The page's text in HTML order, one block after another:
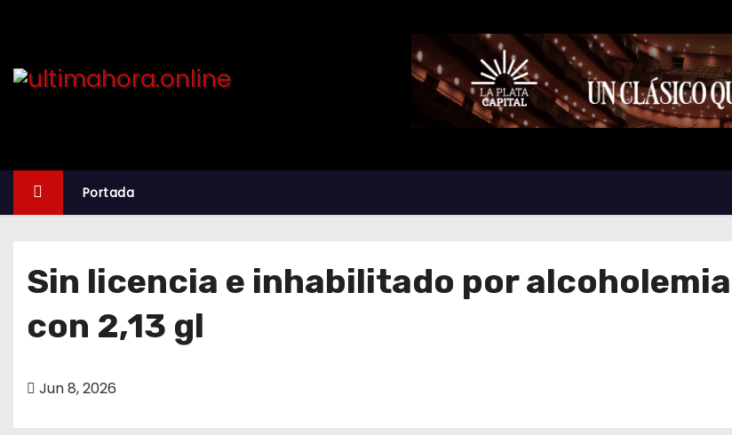
n
Portada
Sin licencia e inhabilitado por
con 2,13 gl
Jun 8, 2026